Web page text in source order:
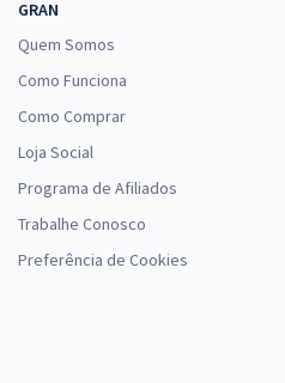
GRAN
Quem Somos
Como Funciona
Como Comprar
Loja Social
Programa de Afiliados
Trabalhe Conosco
Preferência de Cookies